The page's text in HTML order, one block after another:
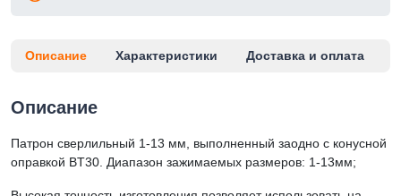
Описание Характеристики Доставка и оплата
Описание
Патрон сверлильный 1-13 мм, выполненный заодно с конусной
оправкой BT30. Диапазон зажимаемых размеров: 1-13мм;